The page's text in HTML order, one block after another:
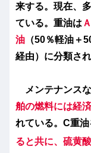
来する。現在、
ている。重油は
油 （50％軽油＋
経由）に分類され
メンテナンスな
舶の燃料には経
れている。C重
ると共に、 硫黄